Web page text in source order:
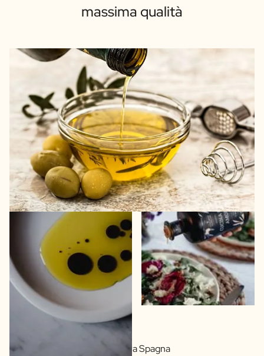
massima qualità
Qualità Extravergine
Olio d'oliva: Extremadura Spagna